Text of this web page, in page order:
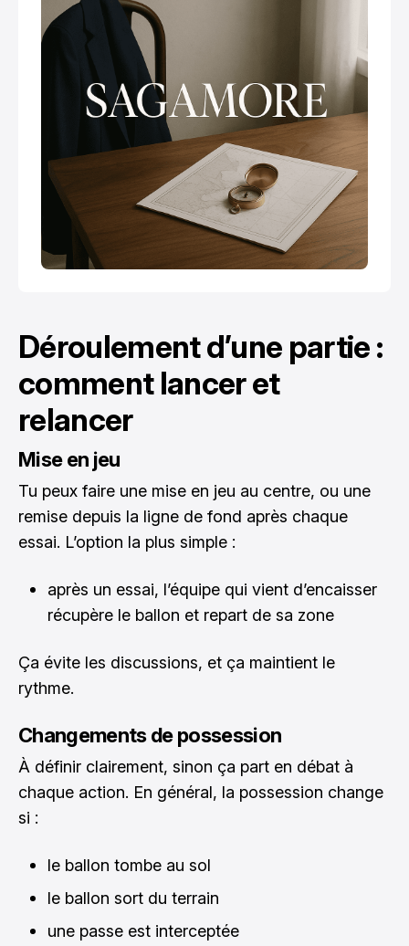
Déroulement d’une partie :
comment lancer et
relancer
Mise en jeu
Tu peux faire une mise en jeu au centre, ou une
remise depuis la ligne de fond après chaque
essai. L’option la plus simple :
après un essai, l’équipe qui vient d’encaisser
récupère le ballon et repart de sa zone
Ça évite les discussions, et ça maintient le
rythme.
Changements de possession
À définir clairement, sinon ça part en débat à
chaque action. En général, la possession change
si :
le ballon tombe au sol
le ballon sort du terrain
une passe est interceptée